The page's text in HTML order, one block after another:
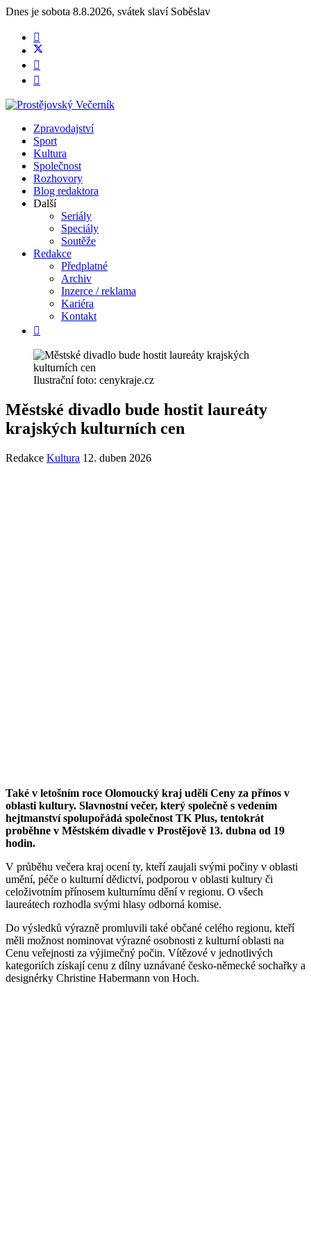
Dnes je sobota 8.8.2026, svátek slaví Soběslav
Zpravodajství
Sport
Kultura
Společnost
Rozhovory
Blog redaktora
Další
Seriály
Speciály
Soutěže
Redakce
Předplatné
Archiv
Inzerce / reklama
Kariéra
Kontakt
Ilustrační foto: cenykraje.cz
Městské divadlo bude hostit laureáty
krajských kulturních cen
Redakce Kultura 12. duben 2026
Také v letošním roce Olomoucký kraj udělí Ceny za přínos v
oblasti kultury. Slavnostní večer, který společně s vedením
hejtmanství spolupořádá společnost TK Plus, tentokrát
proběhne v Městském divadle v Prostějově 13. dubna od 19
hodin.
V průběhu večera kraj ocení ty, kteří zaujali svými počiny v oblasti
umění, péče o kulturní dědictví, podporou v oblasti kultury či
celoživotním přínosem kulturnímu dění v regionu. O všech
laureátech rozhodla svými hlasy odborná komise.
Do výsledků výrazně promluvili také občané celého regionu, kteří
měli možnost nominovat výrazné osobnosti z kulturní oblasti na
Cenu veřejnosti za výjimečný počin. Vítězové v jednotlivých
kategoriích získají cenu z dílny uznávané česko-německé sochařky a
designérky Christine Habermann von Hoch.